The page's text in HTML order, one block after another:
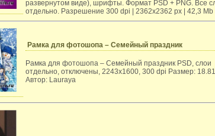
развернутом виде), шрифты. Формат PSD + PNG. Все
отдельно. Разрешение 300 dpi | 2362x2362 px | 42,3 Мb
Рамка для фотошопа – Семейный праздник
Рамка для фотошопа – Семейный праздник PSD, слои
отдельно, отключены, 2243x1600, 300 dpi Размер:
Автор: Lauraya